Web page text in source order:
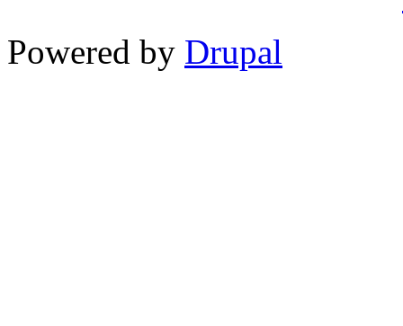
Powered by Drupal